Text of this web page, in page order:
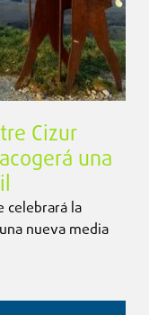
Cizur
una
celebrará la
nueva media